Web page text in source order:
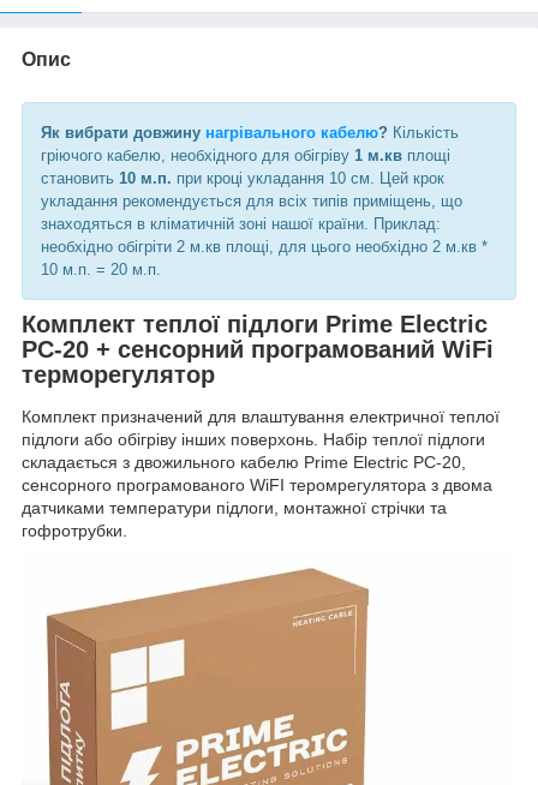
Опис
Як вибрати довжину нагрівального кабелю? Кількість
гріючого кабелю, необхідного для обігріву 1 м.кв площі
становить 10 м.п. при кроці укладання 10 см. Цей крок
укладання рекомендується для всіх типів приміщень, що
знаходяться в кліматичній зоні нашої країни. Приклад:
необхідно обігріти 2 м.кв площі, для цього необхідно 2 м.кв *
10 м.п. = 20 м.п.
Комплект теплої підлоги Prime Electric
PC-20 + сенсорний програмований WiFi
терморегулятор
Комплект призначений для влаштування електричної теплої
підлоги або обігріву інших поверхонь. Набір теплої підлоги
складається з двожильного кабелю Prime Electric PC-20,
сенсорного програмованого WiFI теромрегулятора з двома
датчиками температури підлоги, монтажної стрічки та
гофротрубки.